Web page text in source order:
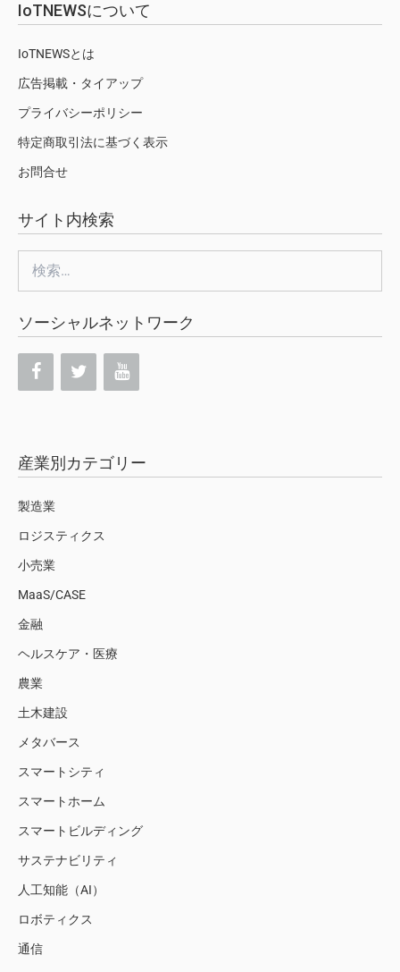
IoTNEWSについて
IoTNEWSとは
広告掲載・タイアップ
プライバシーポリシー
特定商取引法に基づく表示
お問合せ
サイト内検索
索:
ソーシャルネットワーク
産業別カテゴリー
製造業
ロジスティクス
小売業
MaaS/CASE
金融
ヘルスケア・医療
農業
土木建設
メタバース
スマートシティ
スマートホーム
スマートビルディング
サステナビリティ
人工知能（AI）
ロボティクス
通信